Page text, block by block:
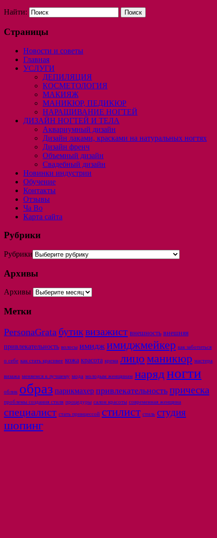
Найти:
Страницы
Новости и советы
Главная
УСЛУГИ
ДЕПИЛЯЦИЯ
КОСМЕТОЛОГИЯ
МАКИЯЖ
МАНИКЮР, ПЕДИКЮР
НАРАЩИВАНИЕ НОГТЕЙ
ДИЗАЙН НОГТЕЙ И ТЕЛА
Аквариумный дизайн
Дизайн лаками, красками на натуральных ногтях
Дизайн френч
Объемный дизайн
Свадебный дизайн
Новинки индустрии
Обучение
Контакты
Отзывы
Ча Во
Карта сайта
Рубрики
Рубрики
Архивы
Архивы
Метки
PersonaGrata бутиквизажист внешность внешняя
привлекательность волосы имидж имиджмейкер как заботиться
о себе как стать красивее кожа красота крема лицоманикюр мастера
визажа меняемся к лучшему мода молодым женщинам нарядногти
облик образ парикмахер привлекательность прическа
проблемы создания стиля процедуры салон красоты современная женщина
специалист стать принцессой стилист стиль студия
шопинг